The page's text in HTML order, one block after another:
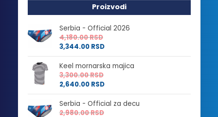
Proizvodi
Serbia - Official 2026
4,180.00RSD
3,344.00 RSD
Keel mornarska majica
3,300.00RSD
2,640.00 RSD
Serbia - Official za decu
2,980.00RSD